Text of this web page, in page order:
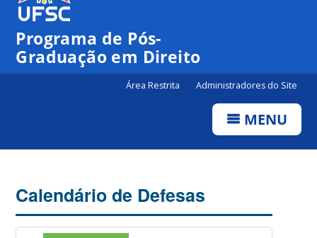
Programa de Pós-
Graduação em Direito
Área Restrita Administradores do Site
MENU
Calendário de Defesas